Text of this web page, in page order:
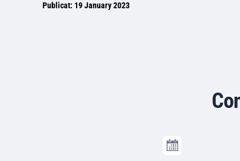
Publicat: 19 January 2023